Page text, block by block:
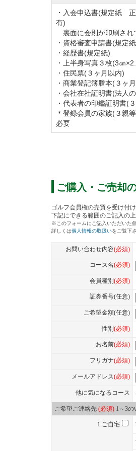
埼玉国際ゴルフ倶楽
オープンコンペなど
ホームページのメン
また、ゴルフコンペ
プレーのご予約は
で、ご自身の都合に
平成27年4月1日よ
この機会に埼玉国際
「こだま神川カント
クラブ」 「ツインレ
◆交通機関
・自動車をご利用の
関越自動車道「本庄
・電車利用をご利用
上越新幹線「本庄
JR高崎線「本庄駅」
東武東上線「寄居駅
・入会申込書(規定紙
有)
裏面に会則が印刷され
・資格審査申請書(規定
・経歴書(規定紙)
・上半身写真３枚(3㎝
・住民票(３ヶ月以内)
・商業登記簿謄本(３ヶ
・会社在社証明書(法人
・代表者の印鑑証明書(
＊登録会員の家族(３親
必要
ご購入・ご売却